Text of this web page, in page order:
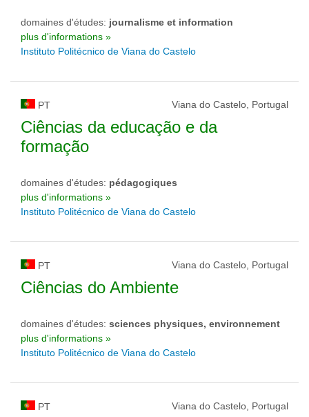
domaines d'études: journalisme et information
plus d'informations »
Instituto Politécnico de Viana do Castelo
PT Viana do Castelo, Portugal
Ciências da educação e da
formação
domaines d'études: pédagogiques
plus d'informations »
Instituto Politécnico de Viana do Castelo
PT Viana do Castelo, Portugal
Ciências do Ambiente
domaines d'études: sciences physiques, environnement
plus d'informations »
Instituto Politécnico de Viana do Castelo
PT Viana do Castelo, Portugal